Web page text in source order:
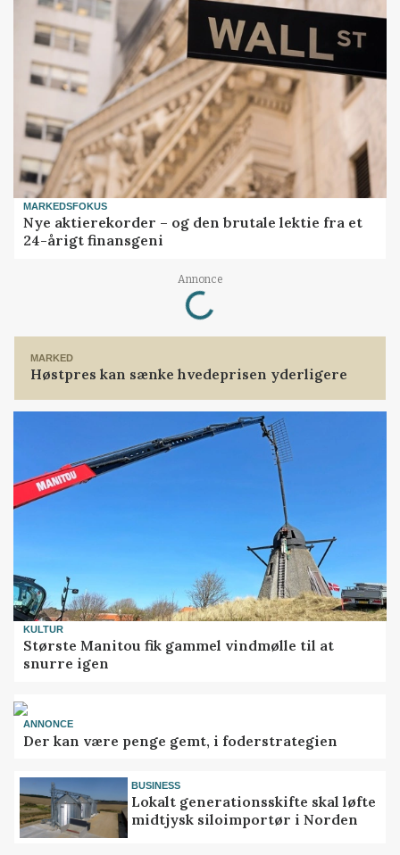
MARKEDSFOKUS
Nye aktierekorder – og den brutale lektie fra et
24-årigt finansgeni
Annonce
Loading...
MARKED
Høstpres kan sænke hvedeprisen yderligere
KULTUR
Største Manitou fik gammel vindmølle til at
snurre igen
ANNONCE
Der kan være penge gemt, i foderstrategien
BUSINESS
Lokalt generationsskifte skal løfte
midtjysk siloimportør i Norden